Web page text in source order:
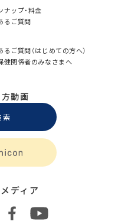
ナップ・料金
るご質問
るご質問（はじめての方へ）
健関係者のみなさまへ
動画
索
ディア